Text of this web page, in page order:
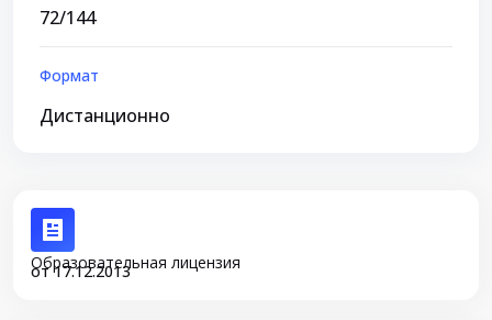
72/144
Формат
Дистанционно
Образовательная лицензия
от 17.12.2013